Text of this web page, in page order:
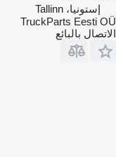
إستونيا، Tallinn
TruckParts Eesti OÜ
الاتصال بالبائع